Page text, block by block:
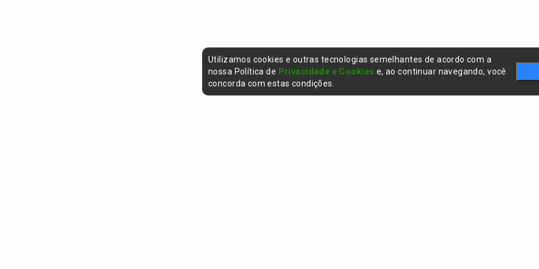
Utilizamos cookies e outras tecnologias semelhantes de acordo com a
nossa Política de Privacidade e Cookies e, ao continuar navegando, você
concorda com estas condições.